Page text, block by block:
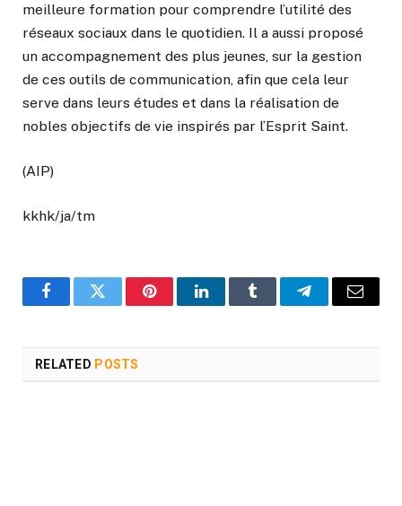
meilleure formation pour comprendre l’utilité des
réseaux sociaux dans le quotidien. Il a aussi proposé
un accompagnement des plus jeunes, sur la gestion
de ces outils de communication, afin que cela leur
serve dans leurs études et dans la réalisation de
nobles objectifs de vie inspirés par l’Esprit Saint.
(AIP)
kkhk/ja/tm
FacebookTwitter PinterestLinkedInTumblr TelegramEmail
RELATED POSTS